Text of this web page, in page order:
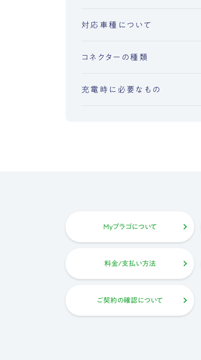
対応車種について
コネクターの種類
充電時に必要なもの
Myプラゴについて
料金/支払い方法
ご契約の確認について